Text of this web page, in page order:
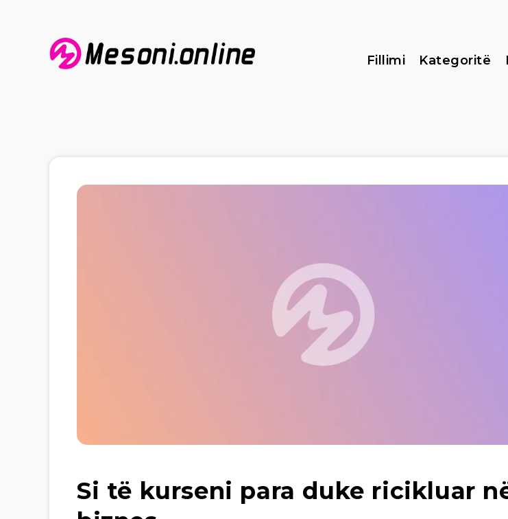
Fillimi Kategoritë
Si të kurseni para duke ricikluar